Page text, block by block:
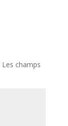
Les champs